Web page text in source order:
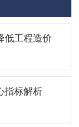
低工程造价
指标解析